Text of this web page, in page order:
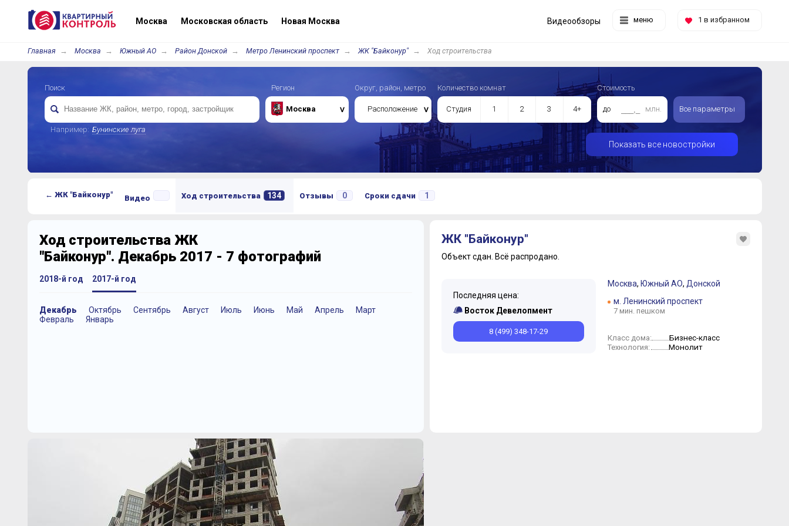
Москва Московская область Новая Москва меню 1 в избранном
Видеообзоры
Главная Москва Южный АО Район Донской Метро Ленинский проспект ЖК "Байконур" Ход строительства
Поиск
Например: Бунинские луга
Регион
Москва
Округ, район, метро
Расположение
Количество комнат
Студия 1 2 3 4+
Стоимость
до млн. Все параметры
Показать все новостройки
← ЖК "Байконур" Видео Ход строительства 134 Отзывы 0 Сроки сдачи 1
Ход строительства ЖК
"Байконур". Декабрь 2017 - 7 фотографий
2018-й год
Декабрь Октябрь Июнь Февраль Январь
2017-й год
Декабрь Октябрь Сентябрь Август Июль Июнь Май Апрель
Март
Февраль
Январь
ЖК "Байконур"
Объект сдан. Всё распродано.
Последняя цена:
Восток Девелопмент
8 (499) 348-17-29
Москва, Южный АО, Донской
м. Ленинский проспект
7 мин. пешком
Класс дома: Бизнес-класс
Технология: Монолит